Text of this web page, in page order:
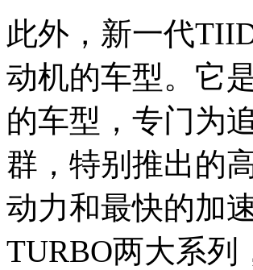
此外，新一代
动机的车型。它
的车型，专门为
群，特别推出的
动力和最快的加
TURBO两大系